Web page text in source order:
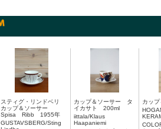
スティグ・リンドベリ
カップ＆ソーサー
Spisa Ribb 1955年
GUSTAVSBERG/Sting
カップ＆ソーサー タ
イカサト 200ml
iittala/Klaus
Haapaniemi
カッ